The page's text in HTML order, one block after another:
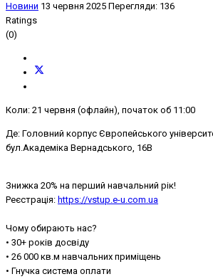
Новини 13 червня 2025 Перегляди: 136
Ratings
(0)
Коли: 21 червня (офлайн), початок об 11:00
Де: Головний корпус Європейського
бул.Академіка Вернадського, 16В
Знижка 20% на перший навчальний рік!
Реєстрація: https://vstup.e-u.com.ua
Чому обирають нас?
• 30+ років досвіду
• 26 000 кв.м навчальних приміщень
• Гнучка система оплати